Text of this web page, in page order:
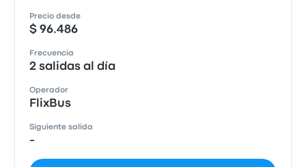
Precio desde
$ 96.486
Frecuencia
2 salidas al día
Operador
FlixBus
Siguiente salida
-